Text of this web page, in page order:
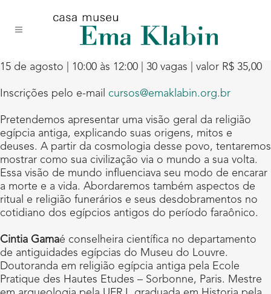
conteúdo
navegação
site
15 de agosto | 10:00 às 12:00 | 30 vagas | valor R$ 35,00
Inscrições pelo e-mail cursos@emaklabin.org.br
Pretendemos apresentar uma visão geral da religião
egípcia antiga, explicando suas origens, mitos e
deuses. A partir da cosmologia desse povo, tentaremos
mostrar como sua civilização via o mundo a sua volta.
Essa visão de mundo influenciava seu modo de encarar
a morte e a vida. Abordaremos também aspectos de
ritual e religião funerários e seus desdobramentos no
cotidiano dos egípcios antigos do período faraônico.
Cintia Gamaé conselheira científica no departamento
de antiguidades egípcias do Museu do Louvre.
Doutoranda em religião egípcia antiga pela Ecole
Pratique des Hautes Etudes – Sorbonne, Paris. Mestre